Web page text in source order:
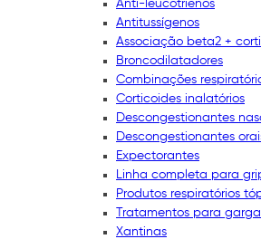
Anti-leucotrienos
Antitussígenos
Associação beta2 +
Broncodilatadores
Combinações
Corticoides inalatórios
Descongestionantes
Descongestionantes
Expectorantes
Linha completa para
Produtos respiratórios
Tratamentos para
Xantinas